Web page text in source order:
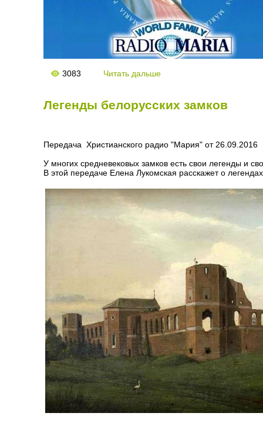
3083 Читать дальше
Легенды белорусских замков
Передача Христианского радио "Мария" от 26.09.2016
У многих средневековых замков есть свои легенды и
В этой передаче Елена Лукомская расскажет о